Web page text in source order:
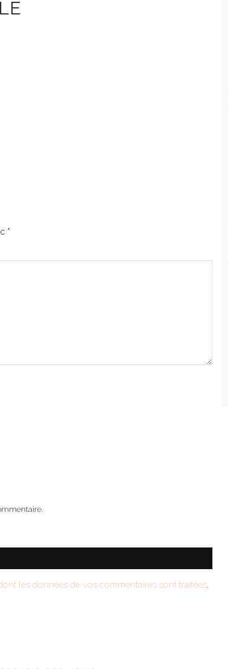
*
les données de vos commentaires sont traitées.